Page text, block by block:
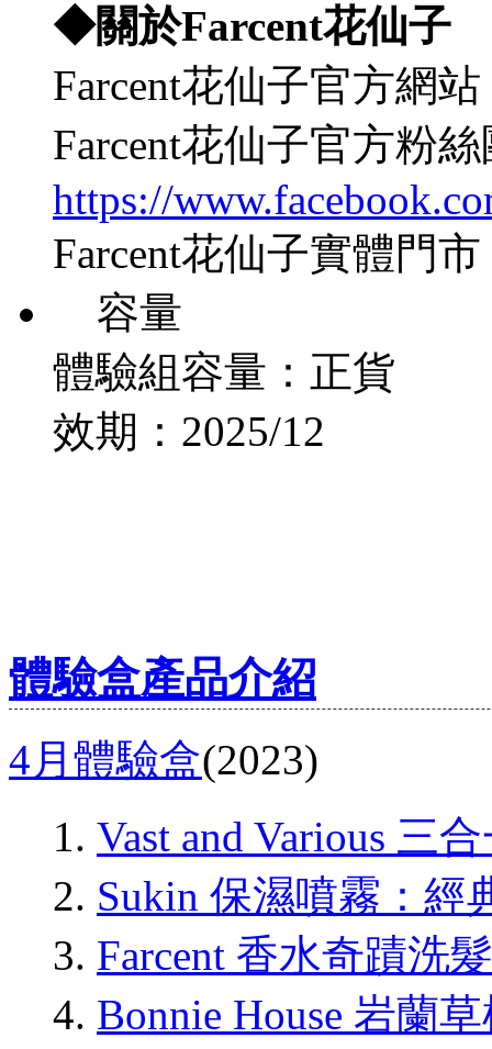
◆關於Farcent花仙子
Farcent花仙子官方網站
Farcent花仙子官方粉
https://
Farcent花仙子實體門
容量
體驗組容量：正貨
效期：2025/12
體驗盒產品介紹
4月體驗盒(2023)
Vast and Various 三
Sukin 保濕噴霧：經
Farcent 香水奇蹟洗
Bonnie House 岩蘭